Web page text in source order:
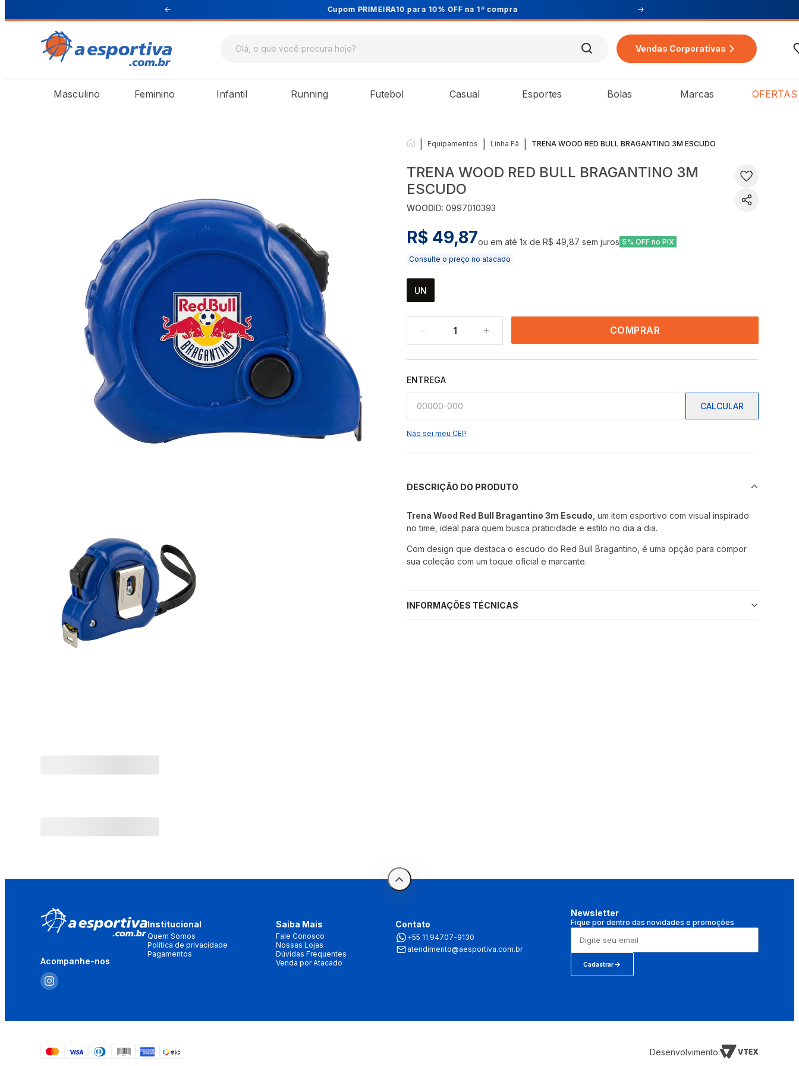
Cupom PRIMEIRA10 para 10% OFF na 1ª compra
Vendas Corporativas
Masculino Feminino Infantil Running Futebol Casual Esportes Bolas Marcas OFERTAS
Equipamentos Linha Fã TRENA WOOD RED BULL BRAGANTINO 3M ESCUDO
TRENA WOOD RED BULL BRAGANTINO 3M
ESCUDO
WOODID:0997010393
R$ 49,87ou em até1x deR$ 49,87 sem juros 5% OFF no PIX
Consulte o preço no atacado
UN
1 COMPRAR
ENTREGA
CALCULAR
Não sei meu CEP
DESCRIÇÃO DO PRODUTO
Trena Wood Red Bull Bragantino 3m Escudo , um item esportivo com visual inspirado
no time, ideal para quem busca praticidade e estilo no dia a dia.
Com design que destaca o escudo do Red Bull Bragantino, é uma opção para compor
sua coleção com um toque oficial e marcante.
INFORMAÇÕES TÉCNICAS
Acompanhe-nos
Institucional
Quem Somos
Política de privacidade
Pagamentos
Saiba Mais
Fale Conosco
Nossas Lojas
Dúvidas Frequentes
Venda por Atacado
Contato
+55 11 94707-9130
atendimento@aesportiva.com.br
Newsletter
Fique por dentro das novidades e promoções
Cadastrar
Desenvolvimento: